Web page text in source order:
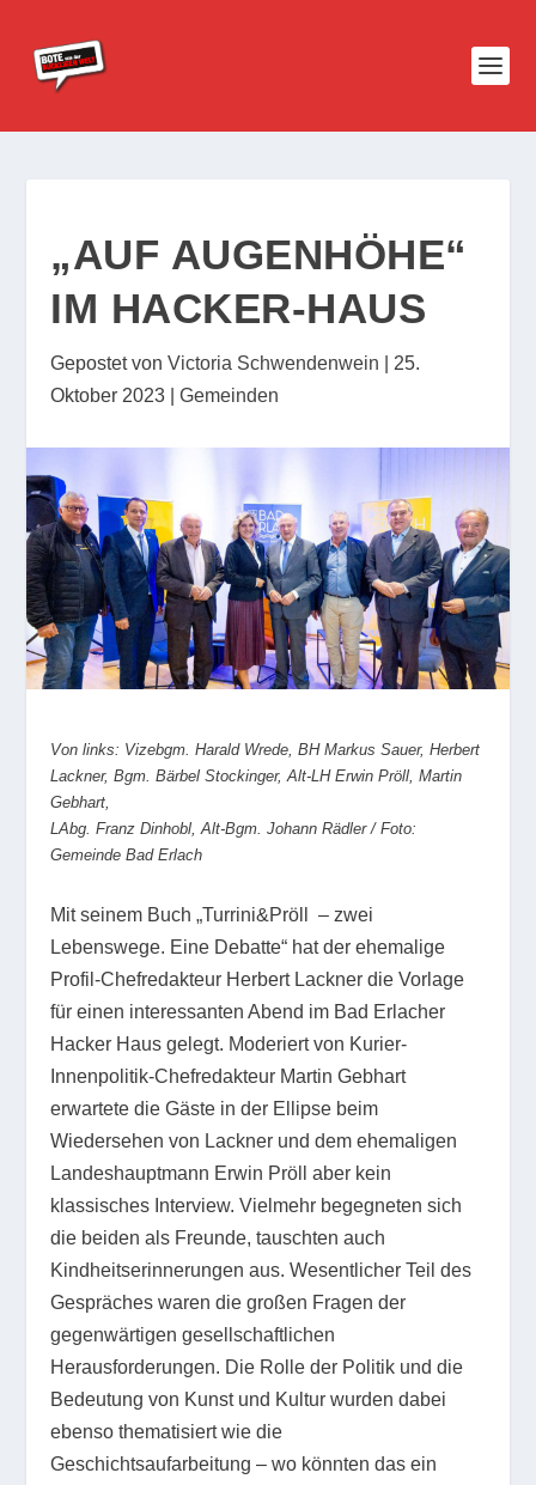
„AUF AUGENHÖHE“
IM HACKER-HAUS
Gepostet vonVictoria Schwendenwein
25.
Oktober 2023 |Gemeinden
Von links: Vizebgm. Harald Wrede, BH Markus Sauer, Herbert
Lackner, Bgm. Bärbel Stockinger, Alt-LH Erwin Pröll, Martin
Gebhart,
LAbg. Franz Dinhobl, Alt-Bgm. Johann Rädler / Foto:
Gemeinde Bad Erlach
Mit seinem Buch „Turrini&Pröll – zwei
Lebenswege. Eine Debatte“ hat der ehemalige
Profil-Chefredakteur Herbert Lackner die Vorlage
für einen interessanten Abend im Bad Erlacher
Hacker Haus gelegt. Moderiert von Kurier-
Innenpolitik-Chefredakteur Martin Gebhart
erwartete die Gäste in der Ellipse beim
Wiedersehen von Lackner und dem ehemaligen
Landeshauptmann Erwin Pröll aber kein
klassisches Interview. Vielmehr begegneten sich
die beiden als Freunde, tauschten auch
Kindheitserinnerungen aus. Wesentlicher Teil des
Gespräches waren die großen Fragen der
gegenwärtigen gesellschaftlichen
Herausforderungen. Die Rolle der Politik und die
Bedeutung von Kunst und Kultur wurden dabei
ebenso thematisiert wie die
Geschichtsaufarbeitung – wo könnten das ein